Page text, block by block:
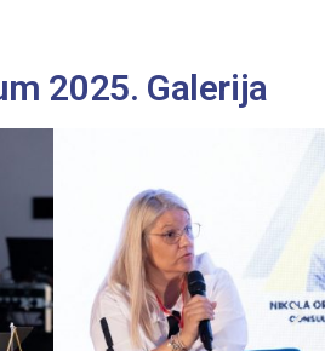
2025. Galerija